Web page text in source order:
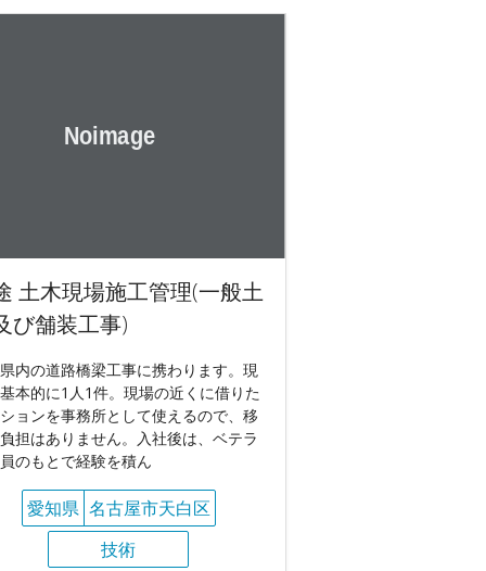
土木現場施工管理(一般土
び舗装工事)
内の道路橋梁工事に携わります。現
本的に1人1件。現場の近くに借りた
ョンを事務所として使えるので、移
担はありません。入社後は、ベテラ
のもとで経験を積ん
愛知県 名古屋市天白区
技術